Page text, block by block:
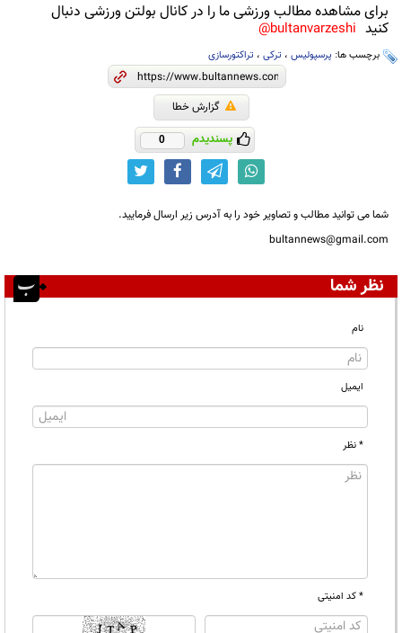
برای مشاهده مطالب ورزشی ما را در کانال بولتن ورزشی دنبال
کنید bultanvarzeshi@
برچسب ها: پرسپولیس ، ترکی ، تراکتورسازی
گزارش خطا
پسندیدم 0
شما می توانید مطالب و تصاویر خود را به آدرس زیر ارسال فرمایید.
bultannews@gmail.com
نظر شما
نام
ایمیل
* نظر
* کد امنیتی